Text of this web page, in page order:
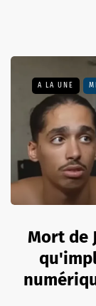
A LA UNE
Mort de